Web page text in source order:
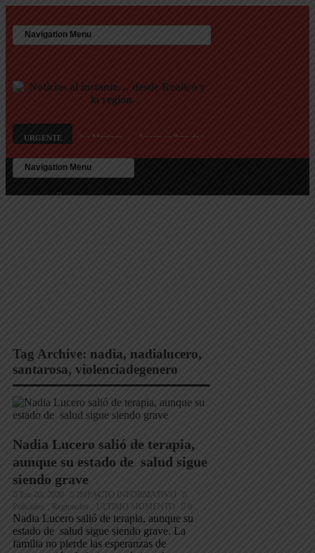
URGENTE
de DD.HH. Juan Carlos Martínez Agosto se llena de juegos: el Mes de las Infancias se
las 25 viviendas del IPAV Te ofrecen trabajo, pero es un engaño: así son las
Tag Archive: nadia, nadialucero,
santarosa, violenciadegenero
Nadia Lucero salió de terapia,
aunque su estado de salud sigue
siendo grave
Ene 03, 2020
IMPACTO INFORMATIVO
Policiales
Regionales ULTIMO MOMENTO 0
Nadia Lucero salió de terapia, aunque su
estado de salud sigue siendo grave. La
familia no pierde las esperanzas de